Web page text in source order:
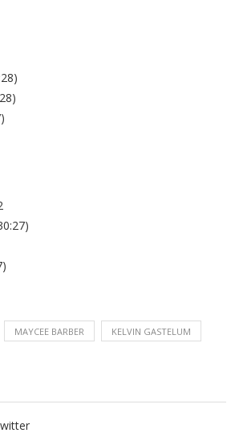
MAYCEE BARBER KELVIN GASTELUM